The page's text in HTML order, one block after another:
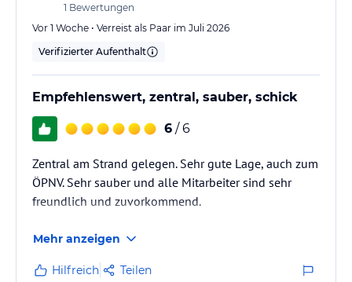
1 Bewertungen
Vor 1 Woche • Verreist als Paar im Juli 2026
Verifizierter Aufenthalt
Empfehlenswert, zentral, sauber, schick
6 / 6
Zentral am Strand gelegen. Sehr gute Lage, auch zum
ÖPNV. Sehr sauber und alle Mitarbeiter sind sehr
freundlich und zuvorkommend.
Mehr anzeigen
Hilfreich Teilen